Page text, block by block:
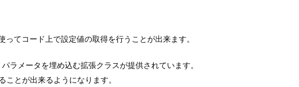
てコード上で設定値の取得を行うことが出来ます。
ラメータを埋め込む拡張クラスが提供されています。
とが出来るようになります。